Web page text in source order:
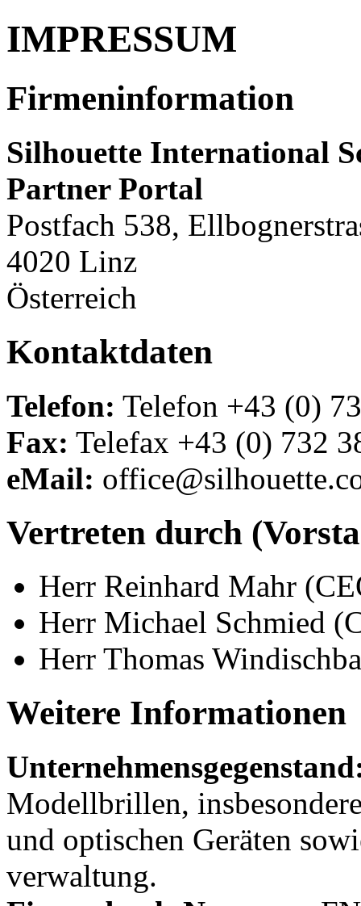
IMPRESSUM
Firmeninformation
Silhouette International
Partner Portal
Postfach 538,
4020 Linz
Österreich
Kontaktdaten
Telefon: Telefon +43 (0)
Fax: Telefax +43 (0) 732
eMail:
Vertreten durch
Herr Reinhard Mahr
Herr Michael Schmied
Herr Thomas
Weitere Informationen
Modellbrillen,
und optis­chen Geräten
ver­wal­tung.